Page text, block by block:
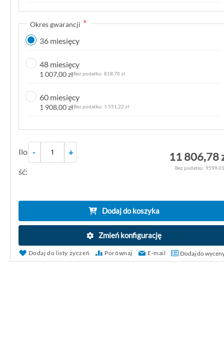
Okres gwarancji
36 miesięcy
48 miesięcy
1 007,00 zł 818,70 zł
60 miesięcy
1 908,00 zł 1 551,22 zł
Ilo
ść:
- + 11 806,78
Dodaj do koszyka
Zmień konfigurację
Dodaj do listy życzeń Porównaj E-mail Dodaj do